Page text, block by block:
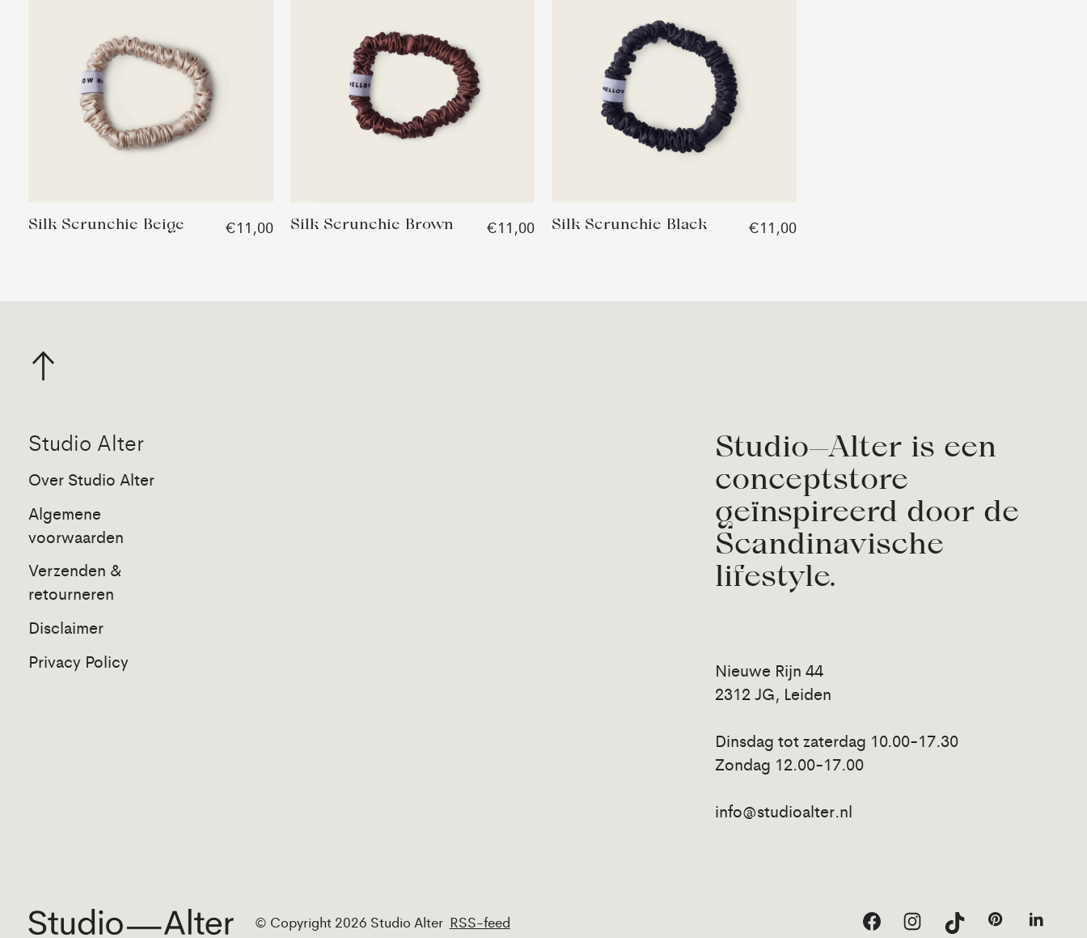
Silk Scrunchie Beige €11,00 Silk Scrunchie Brown €11,00 Silk Scrunchie Black €11,00
Studio Alter
Over Studio Alter
Algemene
voorwaarden
Verzenden &
retourneren
Disclaimer
Privacy Policy
Studio—Alter is een
conceptstore
geïnspireerd door de
Scandinavische
lifestyle.
Nieuwe Rijn 44
2312 JG, Leiden
Dinsdag tot zaterdag 10.00-17.30
Zondag 12.00-17.00
info@studioalter.nl
© Copyright 2026 Studio Alter RSS-feed